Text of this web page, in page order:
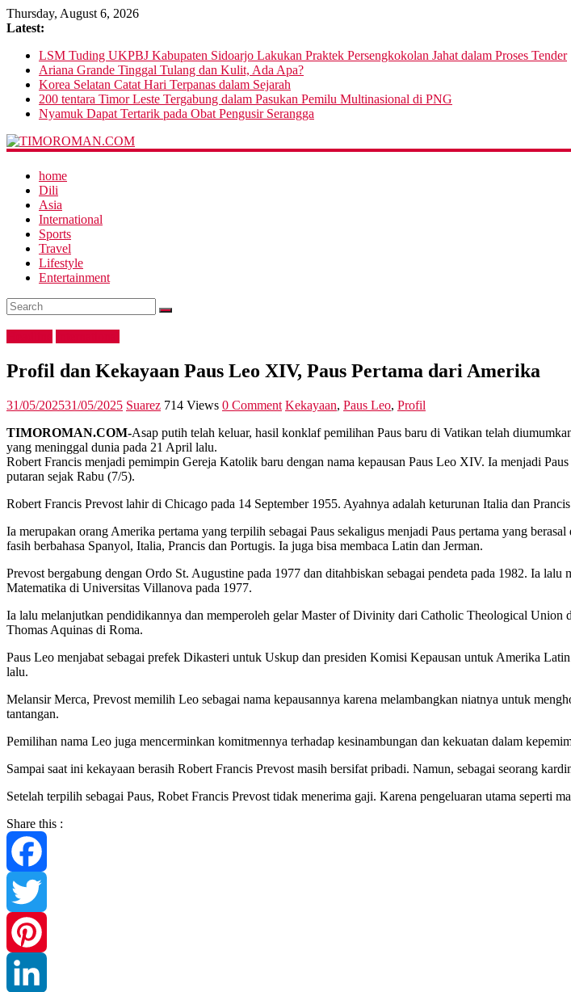
Thursday, August 6, 2026
Latest:
LSM Tuding UKPBJ Kabupaten Sidoarjo Lakukan Praktek Persengkokolan Jahat dalam Proses Tender
Ariana Grande Tinggal Tulang dan Kulit, Ada Apa?
Korea Selatan Catat Hari Terpanas dalam Sejarah
200 tentara Timor Leste Tergabung dalam Pasukan Pemilu Multinasional di PNG
Nyamuk Dapat Tertarik pada Obat Pengusir Serangga
home
Dili
Asia
International
Sports
Travel
Lifestyle
Entertainment
Profil dan Kekayaan Paus Leo XIV, Paus Pertama dari Amerika
31/05/202531/05/2025 Suarez 714 Views 0 Comment Kekayaan, Paus Leo, Profil
TIMOROMAN.COM-Asap putih telah keluar, hasil konklaf pemilihan Paus baru di Vatikan telah
yang meninggal dunia pada 21 April lalu.
Robert Francis menjadi pemimpin Gereja Katolik baru dengan nama kepausan Paus Leo XIV. Ia menjadi
putaran sejak Rabu (7/5).
Robert Francis Prevost lahir di Chicago pada 14 September 1955. Ayahnya adalah keturunan Italia dan
Ia merupakan orang Amerika pertama yang terpilih sebagai Paus sekaligus menjadi Paus pertama yang
fasih berbahasa Spanyol, Italia, Prancis dan Portugis. Ia juga bisa membaca Latin dan Jerman.
Prevost bergabung dengan Ordo St. Augustine pada 1977 dan ditahbiskan sebagai pendeta pada 1982. Ia
Matematika di Universitas Villanova pada 1977.
Ia lalu melanjutkan pendidikannya dan memperoleh gelar Master of Divinity dari Catholic Theological
Thomas Aquinas di Roma.
Paus Leo menjabat sebagai prefek Dikasteri untuk Uskup dan presiden Komisi Kepausan untuk Amerika
lalu.
Melansir Merca, Prevost memilih Leo sebagai nama kepausannya karena melambangkan niatnya untuk
tantangan.
Pemilihan nama Leo juga mencerminkan komitmennya terhadap kesinambungan dan kekuatan dalam
Sampai saat ini kekayaan berasih Robert Francis Prevost masih bersifat pribadi. Namun, sebagai seorang
Setelah terpilih sebagai Paus, Robet Francis Prevost tidak menerima gaji. Karena pengeluaran utama seperti
Share this :
Facebook
Twitter
Pinterest